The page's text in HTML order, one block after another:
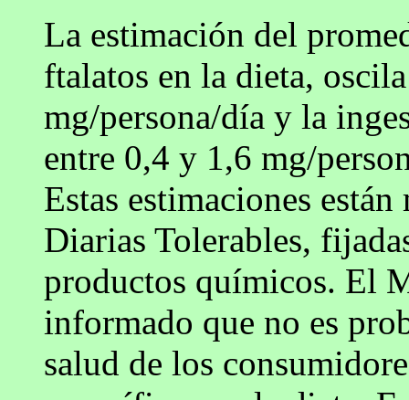
La estimación del
ftalatos en la dieta,
mg/persona/día y la
entre 0,4 y 1,6 mg/
Estas estimaciones
Diarias Tolerables,
productos químicos. El
informado que no es
salud de los